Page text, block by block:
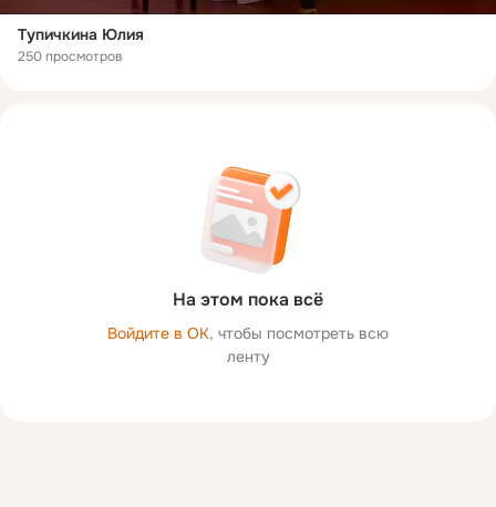
Тупичкина Юлия
250 просмотров
На этом пока всё
Войдите в ОК, чтобы посмотреть всю
ленту